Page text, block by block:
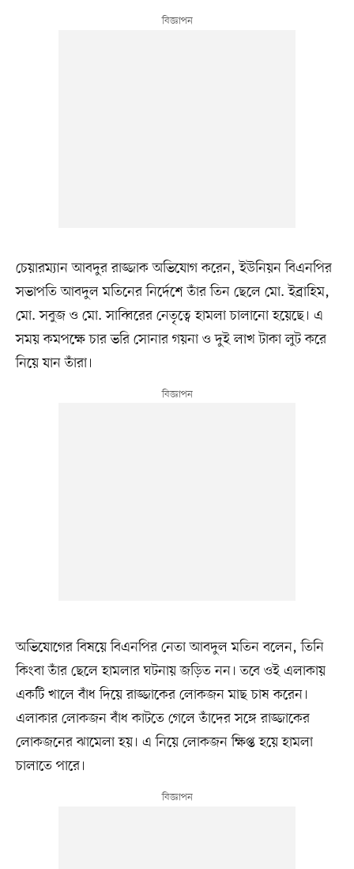
চেয়ারম্যান আবদুর রাজ্জাক অভিযোগ করেন, ইউনিয়ন বিএনপির
সভাপতি আবদুল মতিনের নির্দেশে তাঁর তিন ছেলে মো. ইব্রাহিম,
মো. সবুজ ও মো. সাব্বিরের নেতৃত্বে হামলা চালানো হয়েছে। এ
সময় কমপক্ষে চার ভরি সোনার গয়না ও দুই লাখ টাকা লুট করে
নিয়ে যান তাঁরা।
অভিযোগের বিষয়ে বিএনপির নেতা আবদুল মতিন বলেন, তিনি
কিংবা তাঁর ছেলে হামলার ঘটনায় জড়িত নন। তবে ওই এলাকায়
একটি খালে বাঁধ দিয়ে রাজ্জাকের লোকজন মাছ চাষ করেন।
এলাকার লোকজন বাঁধ কাটতে গেলে তাঁদের সঙ্গে রাজ্জাকের
লোকজনের ঝামেলা হয়। এ নিয়ে লোকজন ক্ষিপ্ত হয়ে হামলা
চালাতে পারে।